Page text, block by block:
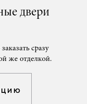
двери
сразу
же отделкой.